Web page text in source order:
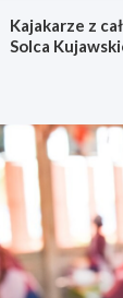
Kajakarze z
Solca